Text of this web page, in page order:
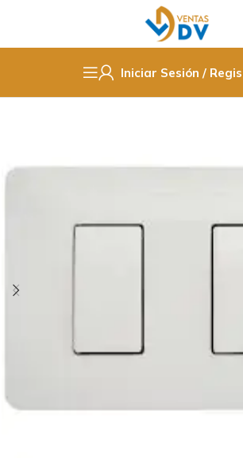
Iniciar Sesión /
Enchufes e Interruptores